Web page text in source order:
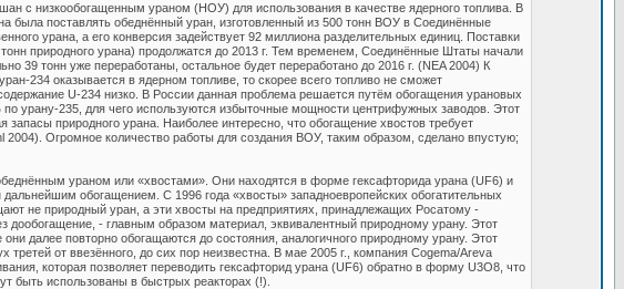
с низкообогащенным ураном (НОУ) для использования в качестве ядерного топлива. В
поставлять обеднённый уран, изготовленный из 500 тонн ВОУ в Соединённые
урана, а его конверсия задействует 92 миллиона разделительных единиц. Поставки
природного урана) продолжатся до 2013 г. Тем временем, Соединённые Штаты начали
тонн уже переработаны, остальное будет переработано до 2016 г. (NEA 2004) К
234 оказывается в ядерном топливе, то скорее всего топливо не сможет
U-234 низко. В России данная проблема решается путём обогащения урановых
урану-235, для чего используются избыточные мощности центрифужных заводов. Этот
природного урана. Наиболее интересно, что обогащение хвостов требует
Огромное количество работы для создания ВОУ, таким образом, сделано впустую;
ураном или «хвостами». Они находятся в форме гексафторида урана (UF6) и
обогащением. С 1996 года «хвосты» западноевропейских обогатительных
не природный уран, а эти хвосты на предприятиях, принадлежащих Росатому -
- главным образом материал, эквивалентный природному урану. Этот
далее повторно обогащаются до состояния, аналогичного природному урану. Этот
от ввезённого, до сих пор неизвестна. В мае 2005 г., компания Cogema/Areva
которая позволяет переводить гексафторид урана (UF6) обратно в форму U3O8, что
быть использованы в быстрых реакторах (!).